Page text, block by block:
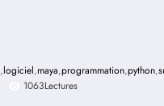
,logiciel,maya,programmation,python,
1063Lectures